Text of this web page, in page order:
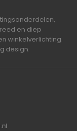
en diep
winkelverlichting.
design.